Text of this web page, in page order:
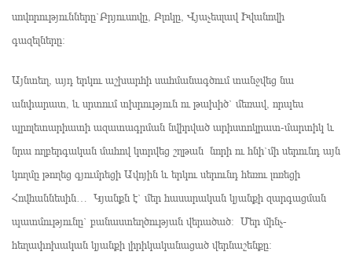
սովորությունները`Բրյուսովը, Բլոկը, Վյաչեսլավ Իվանովի
գազելները։
Այնտեղ, այդ երկու աշխարհի սահմանագծում տանջվեց նա
անփարատ, և սրտում տխրություն ու թախիծ` մեռավ, որպես
պրոլետարիատի ազատագրման նվիրված արիստոկրատ-մարտիկ և
նրա ողբերգական մահով կտրվեց շղթան նորի ու հնի`մի սերունդ այն
կողմը թողեց գյումրեցի Ավոյին և երկու սերունդ հեռու լոռեցի
Հովհաննեսին… Կյանքն է` մեր հասարական կյանքի զարգացման
պատմությունը` բանաստեղծության վերածած։ Մեր մինչ-
հեղափոխական կյանքի լիրիկականացած վերնաշենքը։